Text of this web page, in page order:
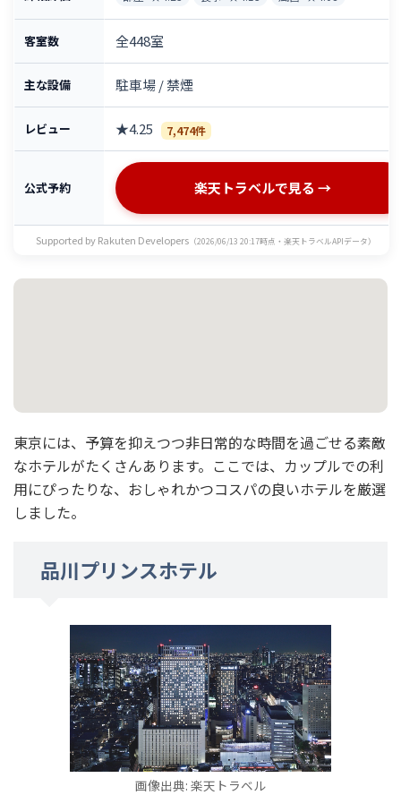
客室数 全448室
主な設備 駐車場 / 禁煙
レビュー ★4.25 7,474件
公式予約 楽天トラベルで見る →
Supported by Rakuten Developers （2026/06/13 20:17時点・楽天トラベルAPIデータ）
東京には、予算を抑えつつ非日常的な時間を過ごせる素敵
なホテルがたくさんあります。ここでは、カップルでの利
用にぴったりな、おしゃれかつコスパの良いホテルを厳選
しました。
品川プリンスホテル
画像出典: 楽天トラベル